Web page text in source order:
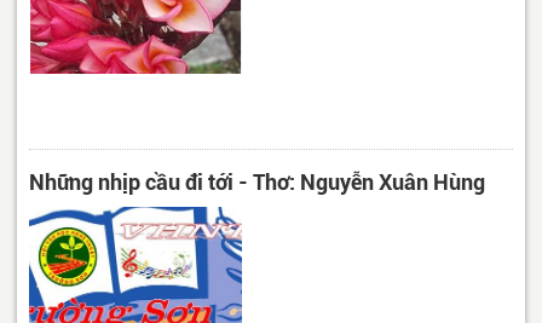
Những nhịp cầu đi tới - Thơ: Nguyễn Xuân Hùng